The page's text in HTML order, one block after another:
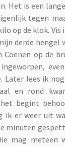
Het is een
tegen
op de klok. Vis
derde
Coenen op de
Later lees ik
en rond
begint
ik er weer uit
minuten
mag meteen